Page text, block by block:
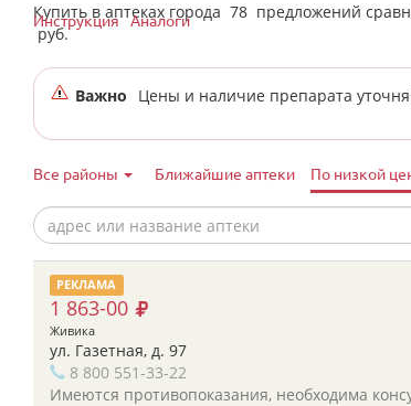
Купить в аптеках города 78 предложений
руб.
Инструкция Аналоги
Важно Цены и наличие препарата
Все районы Ближайшие аптеки По низкой
РЕКЛАМА
1 863-00
Живика
ул. Газетная, д. 97
8 800 551-33-22
Имеются противопоказания, необходима